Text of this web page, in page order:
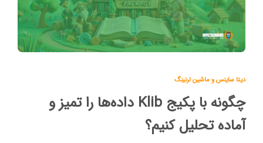
دیتا ساینس و ماشین لرنینگ
چگونه با پکیج Klib داده‌ها را تمیز و
آماده تحلیل کنیم؟